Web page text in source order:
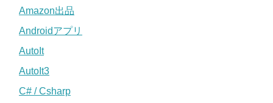
Amazon出品
Androidアプリ
AutoIt
AutoIt3
C# / Csharp